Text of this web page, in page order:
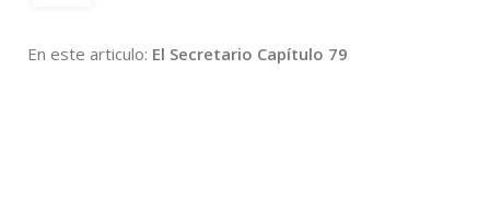
En este articulo: El Secretario Capítulo 79